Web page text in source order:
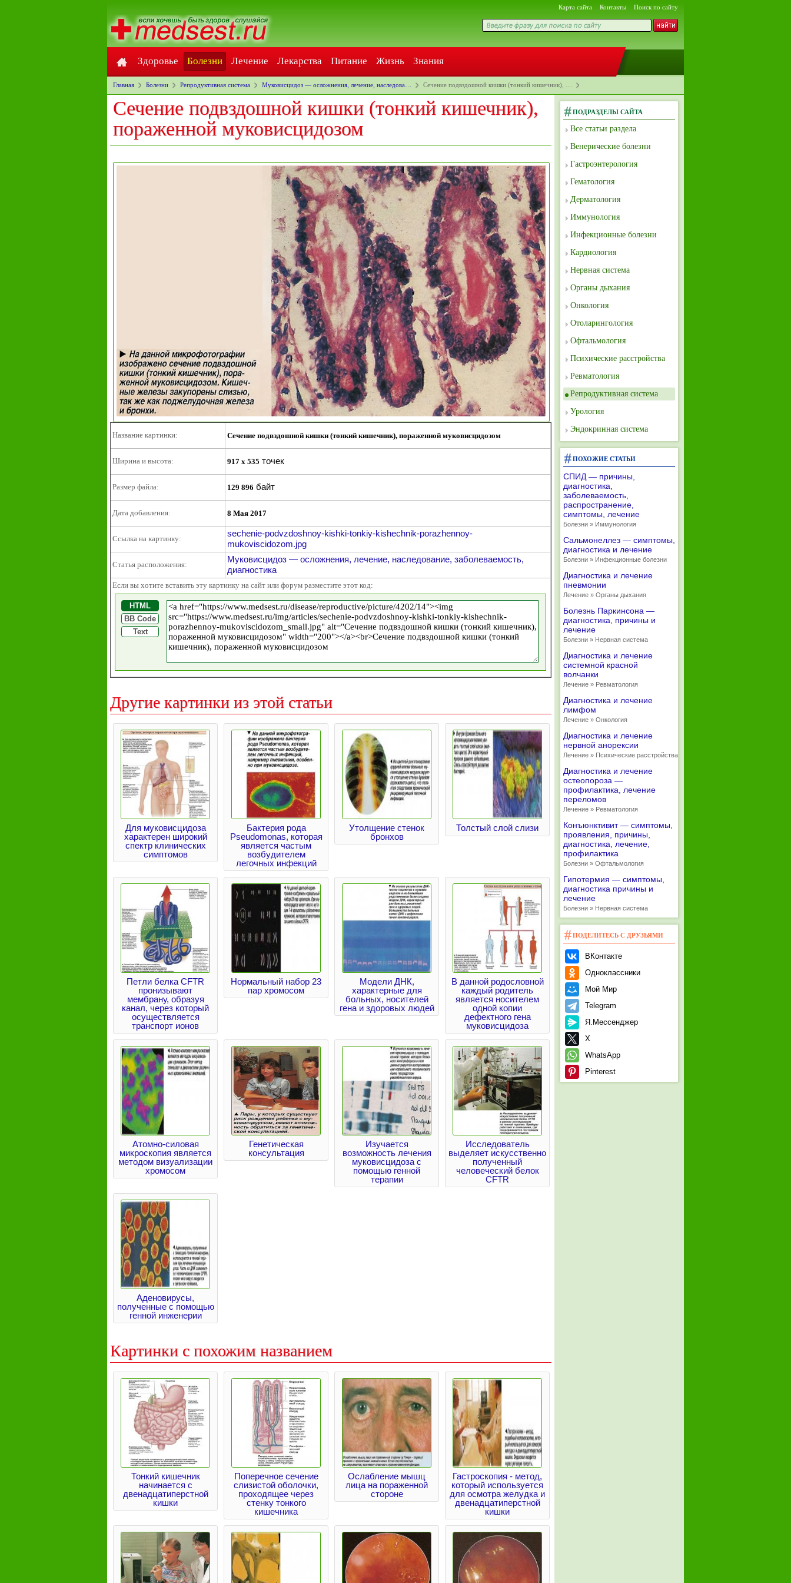
Карта сайта Контакты Поиск по сайту
Здоровье Болезни Лечение Лекарства Питание Жизнь Знания
Главная Болезни Репродуктивная система Муковисцидоз — осложнения, лечение, наследова… Сечение подвздошной кишки (тонкий кишечник), …
Сечение подвздошной кишки (тонкий кишечник),
пораженной муковисцидозом
Название картинки: Сечение подвздошной кишки (тонкий кишечник), пораженной муковисцидозом
Ширина и высота: 917 x 535 точек
Размер файла: 129 896 байт
Дата добавления: 8 Мая 2017
Ссылка на картинку:
sechenie-podvzdoshnoy-kishki-tonkiy-kishechnik-porazhennoy-
mukoviscidozom.jpg
Статья расположения:
Муковисцидоз — осложнения, лечение, наследование, заболеваемость,
диагностика
Если вы хотите вставить эту картинку на сайт или форум разместите этот код:
HTML
BB Code
Text
Другие картинки из этой статьи
Для муковисцидоза
характерен широкий
спектр клинических
симптомов
Бактерия рода
Pseudomonas, которая
является частым
возбудителем
легочных инфекций
Утолщение стенок
бронхов
Толстый слой слизи
Петли белка CFTR
пронизывают
мембрану, образуя
канал, через который
осуществляется
транспорт ионов
Нормальный набор 23
пар хромосом
Модели ДНК,
характерные для
больных, носителей
гена и здоровых людей
В данной родословной
каждый родитель
является носителем
одной копии
дефектного гена
муковисцидоза
Атомно-силовая
микроскопия является
методом визуализации
хромосом
Генетическая
консультация
Изучается
возможность лечения
муковисцидоза с
помощью генной
терапии
Исследователь
выделяет искусственно
полученный
человеческий белок
CFTR
Аденовирусы,
полученные с помощью
генной инженерии
Картинки с похожим названием
Тонкий кишечник
начинается с
двенадцатиперстной
кишки
Поперечное сечение
слизистой оболочки,
проходящее через
стенку тонкого
кишечника
Ослабление мышц
лица на пораженной
стороне
Гастроскопия - метод,
который используется
для осмотра желудка и
двенадцатиперстной
кишки
ПОДРАЗДЕЛЫ САЙТА
Все статьи раздела
Венерические болезни
Гастроэнтерология
Гематология
Дерматология
Иммунология
Инфекционные болезни
Кардиология
Нервная система
Органы дыхания
Онкология
Отоларингология
Офтальмология
Психические расстройства
Ревматология
Репродуктивная система
Урология
Эндокринная система
ПОХОЖИЕ СТАТЬИ
СПИД — причины,
диагностика,
заболеваемость,
распространение,
симптомы, лечение
Болезни » Иммунология
Сальмонеллез — симптомы,
диагностика и лечение
Болезни » Инфекционные болезни
Диагностика и лечение
пневмонии
Лечение » Органы дыхания
Болезнь Паркинсона —
диагностика, причины и
лечение
Болезни » Нервная система
Диагностика и лечение
системной красной
волчанки
Лечение » Ревматология
Диагностика и лечение
лимфом
Лечение » Онкология
Диагностика и лечение
нервной анорексии
Лечение » Психические расстройства
Диагностика и лечение
остеопороза —
профилактика, лечение
переломов
Лечение » Ревматология
Конъюнктивит — симптомы,
проявления, причины,
диагностика, лечение,
профилактика
Болезни » Офтальмология
Гипотермия — симптомы,
диагностика причины и
лечение
Болезни » Нервная система
ПОДЕЛИТЕСЬ С ДРУЗЬЯМИ
ВКонтакте
Одноклассники
Мой Мир
Telegram
Я.Мессенджер
X
WhatsApp
Pinterest